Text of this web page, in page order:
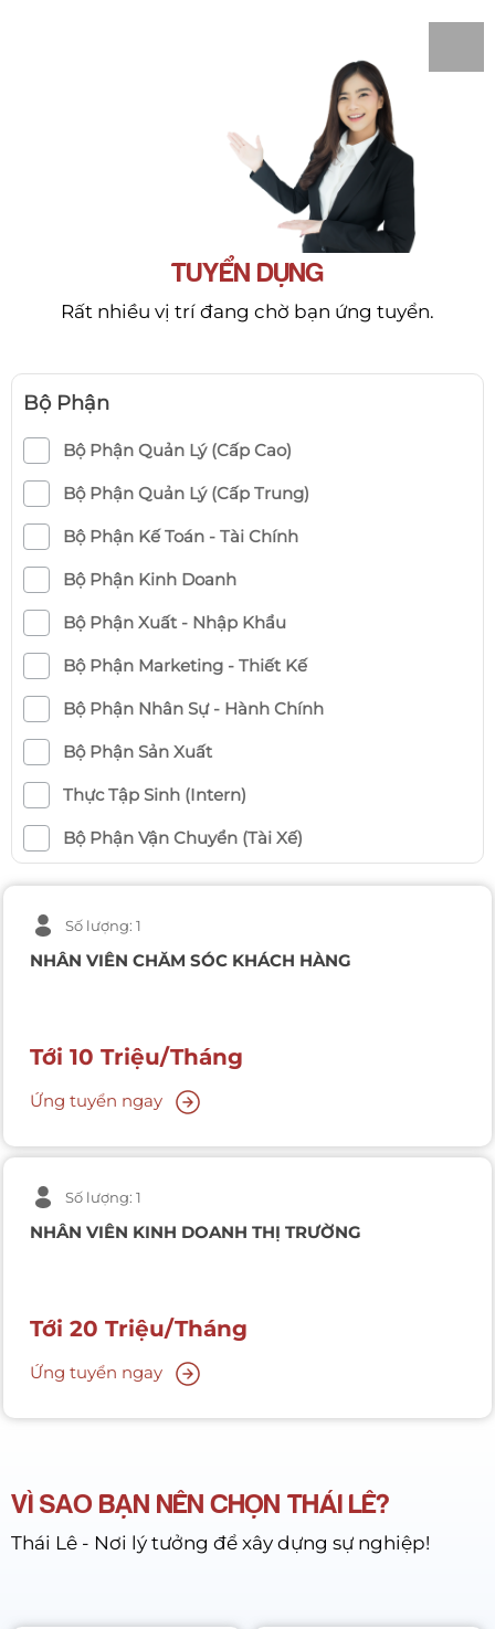
TUYỂN DỤNG
Rất nhiều vị trí đang chờ bạn ứng tuyển.
Bộ Phận
Bộ Phận Quản Lý (Cấp Cao)
Bộ Phận Quản Lý (Cấp Trung)
Bộ Phận Kế Toán - Tài Chính
Bộ Phận Kinh Doanh
Bộ Phận Xuất - Nhập Khẩu
Bộ Phận Marketing - Thiết Kế
Bộ Phận Nhân Sự - Hành Chính
Bộ Phận Sản Xuất
Thực Tập Sinh (Intern)
Bộ Phận Vận Chuyển (Tài Xế)
Số lượng: 1
NHÂN VIÊN CHĂM SÓC KHÁCH HÀNG
Tới 10 Triệu/tháng
Ứng tuyển ngay
Số lượng: 1
NHÂN VIÊN KINH DOANH THỊ TRƯỜNG
Tới 20 Triệu/tháng
Ứng tuyển ngay
VÌ SAO BẠN NÊN CHỌN THÁI LÊ?
Thái Lê - Nơi lý tưởng để xây dựng sự nghiệp!